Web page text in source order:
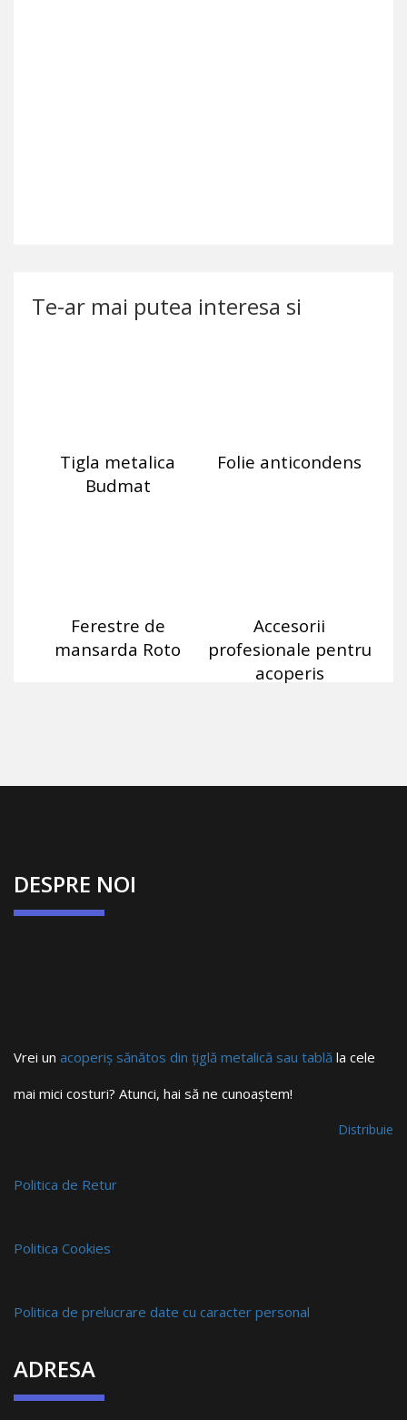
Te-ar mai putea interesa si
Tigla metalica
Budmat
Folie anticondens
Ferestre de
mansarda Roto
Accesorii
profesionale pentru
acoperis
DESPRE NOI
Vrei un acoperiș sănătos din țiglă metalică sau tablă la cele
mai mici costuri? Atunci, hai să ne cunoaștem!
Distribuie
Politica de Retur
Politica Cookies
Politica de prelucrare date cu caracter personal
ADRESA